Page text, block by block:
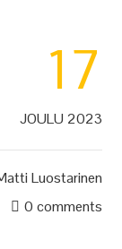
17
JOULU 2023
Luostarinen
0 comments